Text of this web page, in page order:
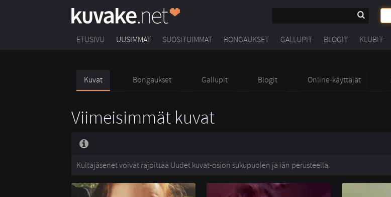
ETUSIVU UUSIMMAT SUOSITUIMMAT BONGAUKSET GALLUPIT BLOGIT KLUBIT
Kuvat Bongaukset Gallupit Blogit Online-käyttäjät
Viimeisimmät kuvat
Kultajäsenet voivat rajoittaa Uudet kuvat-osion sukupuolen ja iän perusteella.